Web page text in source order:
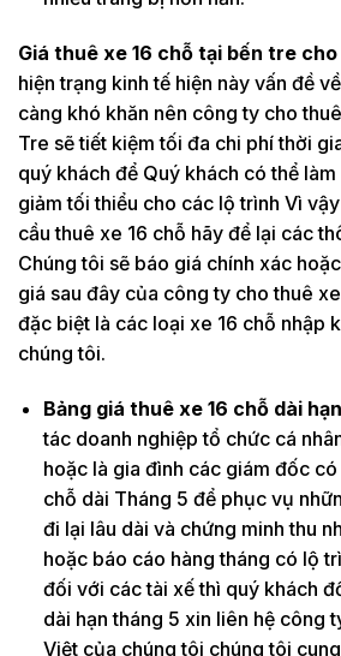
Giá thuê xe 16 chỗ tại bến tre
hiện trạng kinh tế hiện này vấn đề
càng khó khăn nên công ty cho
Tre sẽ tiết kiệm tối đa chi phí thời
quý khách để Quý khách có thể
giảm tối thiểu cho các lộ trình Vì
cầu thuê xe 16 chỗ hãy để lại các
Chúng tôi sẽ báo giá chính xác
giá sau đây của công ty cho thuê
đặc biệt là các loại xe 16 chỗ nhập
chúng tôi.
Bảng giá thuê xe 16 chỗ dài
tác doanh nghiệp tổ chức cá
hoặc là gia đình các giám đốc
chỗ dài Tháng 5 để phục vụ
đi lại lâu dài và chứng minh thu
hoặc báo cáo hàng tháng có lộ
đối với các tài xế thì quý khách
dài hạn tháng 5 xin liên hệ công
Việt của chúng tôi chúng tôi